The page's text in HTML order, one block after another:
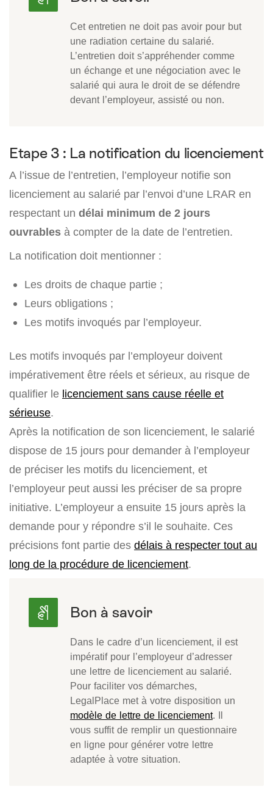
Cet entretien ne doit pas avoir pour but
une radiation certaine du salarié.
L’entretien doit s’appréhender comme
un échange et une négociation avec le
salarié qui aura le droit de se défendre
devant l’employeur, assisté ou non.
Etape 3 : La notification du licenciement
A l’issue de l’entretien, l’employeur notifie son
licenciement au salarié par l’envoi d’une LRAR en
respectant un délai minimum de 2 jours
ouvrables à compter de la date de l’entretien.
La notification doit mentionner :
Les droits de chaque partie ;
Leurs obligations ;
Les motifs invoqués par l’employeur.
Les motifs invoqués par l’employeur doivent
impérativement être réels et sérieux, au risque de
qualifier le licenciement sans cause réelle et
sérieuse.
Après la notification de son licenciement, le salarié
dispose de 15 jours pour demander à l’employeur
de préciser les motifs du licenciement, et
l’employeur peut aussi les préciser de sa propre
initiative. L’employeur a ensuite 15 jours après la
demande pour y répondre s’il le souhaite. Ces
précisions font partie des délais à respecter tout au
long de la procédure de licenciement.
Dans le cadre d’un licenciement, il est
impératif pour l’employeur d’adresser
une lettre de licenciement au salarié.
Pour faciliter vos démarches,
LegalPlace met à votre disposition un
modèle de lettre de licenciement. Il
vous suffit de remplir un questionnaire
en ligne pour générer votre lettre
adaptée à votre situation.